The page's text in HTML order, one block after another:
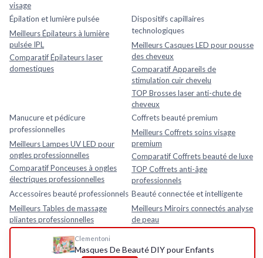
Clementoni
Masques De Beauté DIY pour Enfants
visage
Épilation et lumière pulsée
Meilleurs Épilateurs à lumière
pulsée IPL
Comparatif Épilateurs laser
domestiques
Dispositifs capillaires
technologiques
Meilleurs Casques LED pour pousse
des cheveux
Comparatif Appareils de
stimulation cuir chevelu
TOP Brosses laser anti-chute de
cheveux
Manucure et pédicure
professionnelles
Meilleurs Lampes UV LED pour
ongles professionnelles
Comparatif Ponceuses à ongles
électriques professionnelles
Coffrets beauté premium
Meilleurs Coffrets soins visage
premium
Comparatif Coffrets beauté de luxe
TOP Coffrets anti-âge
professionnels
Accessoires beauté professionnels
Meilleurs Tables de massage
pliantes professionnelles
Comparatif Loupes esthétiques
avec lampe LED
Beauté connectée et intelligente
Meilleurs Miroirs connectés analyse
de peau